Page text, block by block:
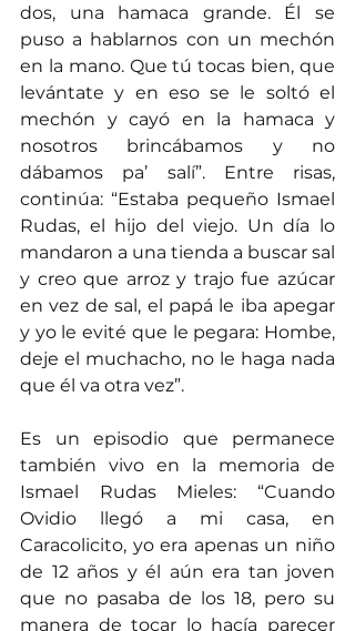
dos, una hamaca grande. Él se
puso a hablarnos con un mechón
en la mano. Que tú tocas bien, que
levántate y en eso se le soltó el
mechón y cayó en la hamaca y
nosotros brincábamos y no
dábamos pa’ salí”. Entre risas,
continúa: “Estaba pequeño Ismael
Rudas, el hijo del viejo. Un día lo
mandaron a una tienda a buscar sal
y creo que arroz y trajo fue azúcar
en vez de sal, el papá le iba apegar
y yo le evité que le pegara: Hombe,
deje el muchacho, no le haga nada
que él va otra vez”.
Es un episodio que permanece
también vivo en la memoria de
Ismael Rudas Mieles: “Cuando
Ovidio llegó a mi casa, en
Caracolicito, yo era apenas un niño
de 12 años y él aún era tan joven
que no pasaba de los 18, pero su
manera de tocar lo hacía parecer